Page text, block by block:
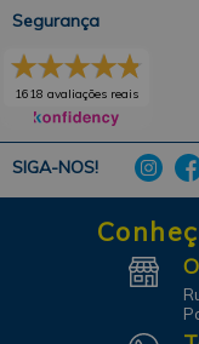
SIGA-NOS!
Segurança
1618 avaliações reais